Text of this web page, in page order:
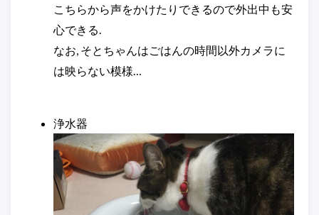
こちらから声をかけたりできるので外出中も安
心できる.
なお, そとちゃんはごはんの時間以外カメラに
は映らない模様…
浄水器